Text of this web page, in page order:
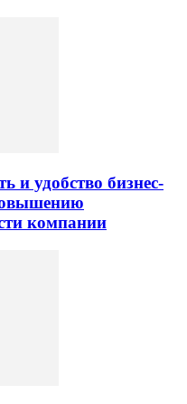
и удобство бизнес-
компании